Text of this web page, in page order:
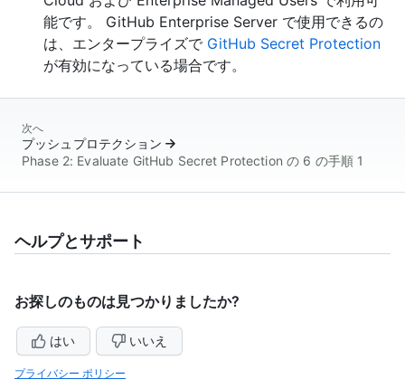
能です。 GitHub Enterprise Server で使用できるの
は、エンタープライズで GitHub Secret Protection
が有効になっている場合です。
次へ
プッシュプロテクション
Phase 2: Evaluate GitHub Secret Protection の 6 の手順 1
ヘルプとサポート
お探しのものは見つかりましたか?
はい いいえ
プライバシー ポリシー